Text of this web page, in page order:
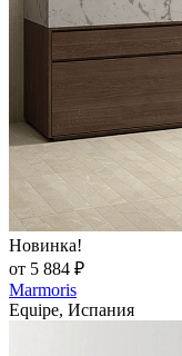
Новинка!
от 5 884 ₽
Marmoris
Equipe, Испания